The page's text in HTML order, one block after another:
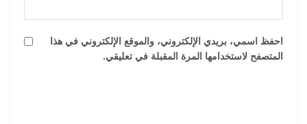
احفظ اسمي، بريدي الإلكتروني، والموقع الإلكتروني في هذا
المتصفح لاستخدامها المرة المقبلة في تعليقي.